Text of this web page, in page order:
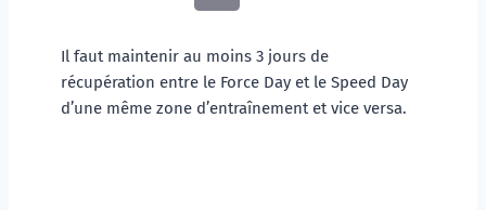
Il faut maintenir au moins 3 jours de
récupération entre le Force Day et le Speed Day
d’une même zone d’entraînement et vice versa.